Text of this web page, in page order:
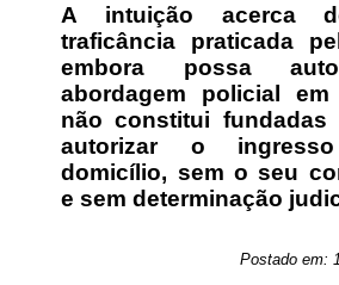
A intuição acerca
traficância praticada
embora possa
abordagem policial
não constitui fundadas
autorizar o
domicílio, sem o seu
e sem determinação
Postado em: